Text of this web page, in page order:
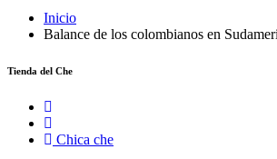
Inicio
Balance de los colombianos en
Tienda del Che
Chica che